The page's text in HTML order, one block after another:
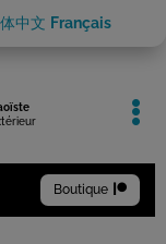

Boutique 
中文 Français